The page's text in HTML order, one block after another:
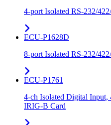
4-port Isolated RS-232/
ECU-P1628D
8-port Isolated RS-232/
ECU-P1761
4-ch Isolated Digital Input,
IRIG-B Card